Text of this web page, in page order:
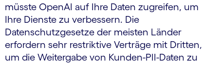
müsste OpenAI auf Ihre Daten zugreifen, um
Ihre Dienste zu verbessern. Die
Datenschutzgesetze der meisten Länder
erfordern sehr restriktive Verträge mit Dritten,
um die Weitergabe von Kunden-PII-Daten zu